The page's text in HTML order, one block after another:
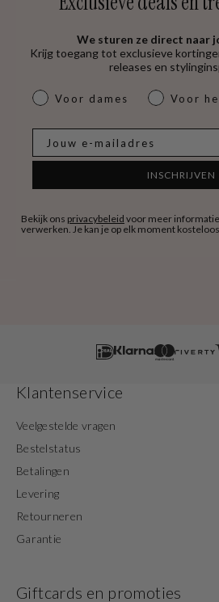
We sturen ze direct naar
Krijg toegang tot exclusieve
releases en
dames & heren
Voor dames Voor
INSCHRIJVEN
Bekijk ons privacybeleid voor meer
verwerken. Je kan je op elk moment
Klantenservice
Veelgestelde vragen
Bestelstatus
Betalingen
Levering
Retourneren
Garantie
Giftcards en promoties